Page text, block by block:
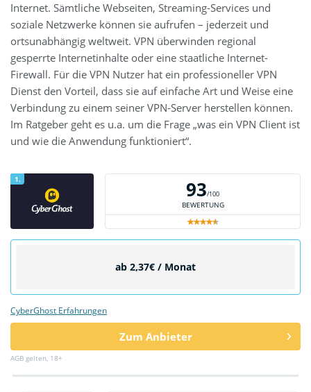
Erfahrungen:
Produkt- und Kategorietexte sowie
Newsberichte
Mein Werdegang ist relativ bunt,
denn ich habe zuerst eine praktische
abgeschlossen und später noch ein
IT-Studium an der Fachhochschule
draufgelegt.
Internet. Sämtliche Webseiten, Streaming-Services und
soziale Netzwerke können sie aufrufen – jederzeit und
ortsunabhängig weltweit. VPN überwinden regional
gesperrte Internetinhalte oder eine staatliche Internet-
Firewall. Für die VPN Nutzer hat ein professioneller VPN
Dienst den Vorteil, dass sie auf einfache Art und Weise eine
Verbindung zu einem seiner VPN-Server herstellen können.
Im Ratgeber geht es u.a. um die Frage „was ein VPN Client ist
und wie die Anwendung funktioniert“.
1. 93/100
BEWERTUNG
ab 2,37€ / Monat
CyberGhost Erfahrungen
Zum Anbieter
AGB gelten, 18+